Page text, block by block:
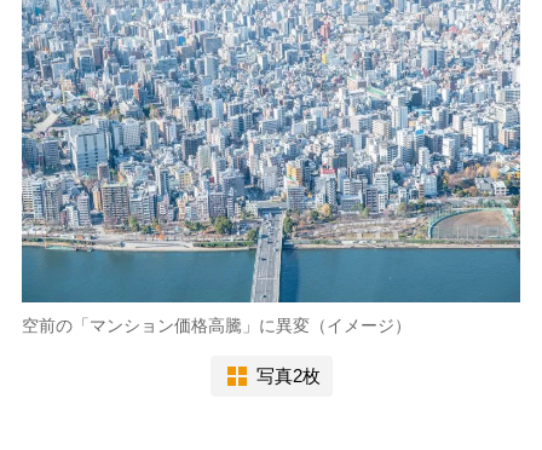
空前の「マンション価格高騰」に異変（イメージ）
写真2枚